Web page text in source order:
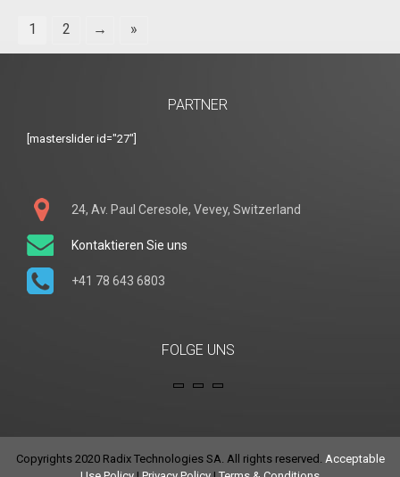
1 2 → »
PARTNER
[masterslider id="27"]
24, Av. Paul Ceresole, Vevey, Switzerland
Kontaktieren Sie uns
+41 78 643 6803
FOLGE UNS
Copyrights 2020 Radix Technologies SA. All rights reserved. Acceptable